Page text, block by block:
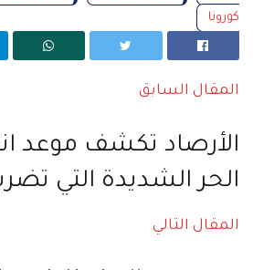
كورونا
المقال السابق
الأرصاد تكشف موعد
الحر الشديدة التي
المقال التالي